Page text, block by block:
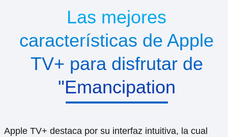
Las mejores
características de Apple
TV+ para disfrutar de
"Emancipation
Apple TV+ destaca por su interfaz intuitiva, la cual